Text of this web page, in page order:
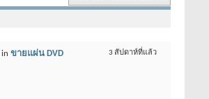
3 สัปดาห์ที่แล้ว
in ขายแผ่น DVD